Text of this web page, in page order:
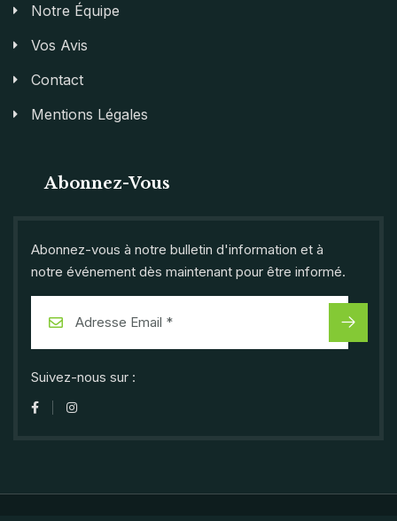
Notre Équipe
Vos Avis
Contact
Mentions Légales
Abonnez-Vous
Abonnez-vous à notre bulletin d'information et à
notre événement dès maintenant pour être informé.
Suivez-nous sur :